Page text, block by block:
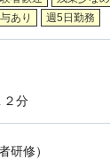
あり 週5日勤務
２分
研修）